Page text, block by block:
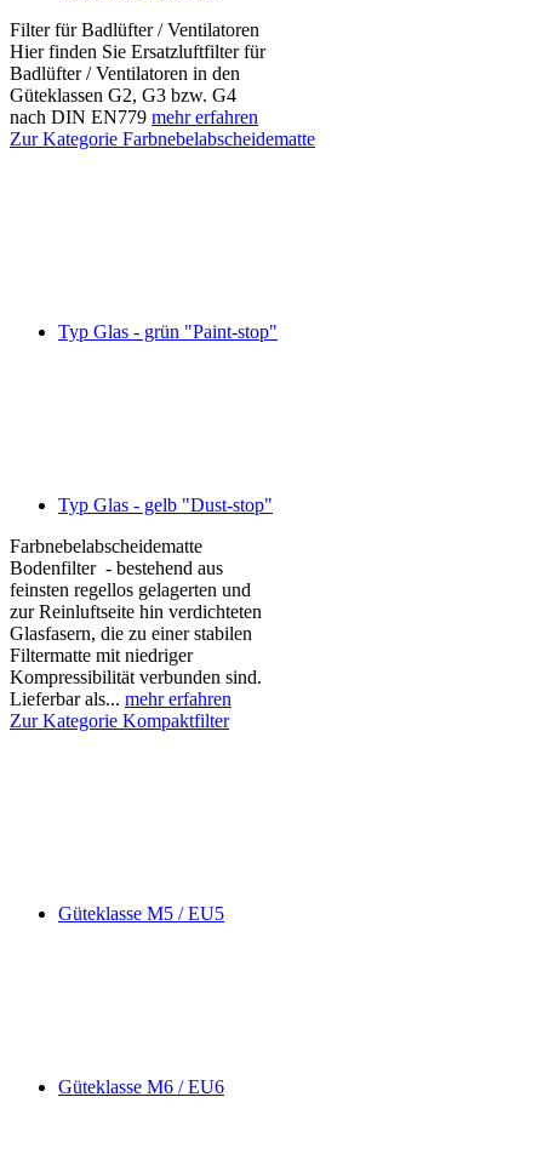
Filter für Badlüfter / Ventilatoren
Hier finden Sie Ersatzluftfilter für
Badlüfter / Ventilatoren in den
Güteklassen G2, G3 bzw. G4
nach DIN EN779 mehr erfahren
Zur Kategorie Farbnebelabscheidematte
Typ Glas - grün "Paint-stop"
Typ Glas - gelb "Dust-stop"
Farbnebelabscheidematte
Bodenfilter - bestehend aus
feinsten regellos gelagerten und
zur Reinluftseite hin verdichteten
Glasfasern, die zu einer stabilen
Filtermatte mit niedriger
Kompressibilität verbunden sind.
Lieferbar als... mehr erfahren
Zur Kategorie Kompaktfilter
Güteklasse M5 / EU5
Güteklasse M6 / EU6